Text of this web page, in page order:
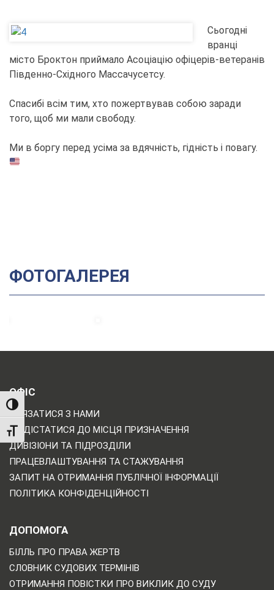
TOGGLE HIGH CONTRAST
TOGGLE FONT SIZE
Сьогодні
вранці
місто Броктон приймало Асоціацію офіцерів-ветеранів
Південно-Східного Массачусетсу.
Спасибі всім тим, хто пожертвував собою заради
того, щоб ми мали свободу.
Ми в боргу перед усіма за вдячність, гідність і повагу.
ФОТОГАЛЕРЕЯ
ОФІС
ЗВ'ЯЗАТИСЯ З НАМИ
ЯК ДІСТАТИСЯ ДО МІСЦЯ ПРИЗНАЧЕННЯ
ДИВІЗІОНИ ТА ПІДРОЗДІЛИ
ПРАЦЕВЛАШТУВАННЯ ТА СТАЖУВАННЯ
ЗАПИТ НА ОТРИМАННЯ ПУБЛІЧНОЇ ІНФОРМАЦІЇ
ПОЛІТИКА КОНФІДЕНЦІЙНОСТІ
ДОПОМОГА
БІЛЛЬ ПРО ПРАВА ЖЕРТВ
СЛОВНИК СУДОВИХ ТЕРМІНІВ
ОТРИМАННЯ ПОВІСТКИ ПРО ВИКЛИК ДО СУДУ